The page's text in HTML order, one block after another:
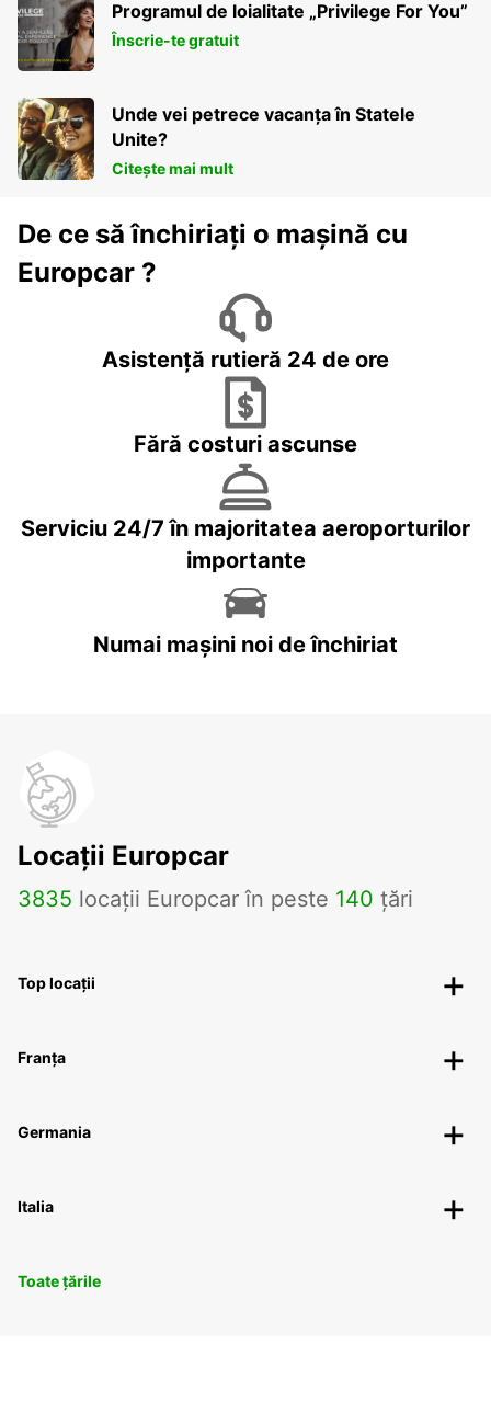
Programul de loialitate „Privilege For You”
Înscrie-te gratuit
Unde vei petrece vacanța în Statele
Unite?
Citește mai mult
De ce să închiriați o mașină cu
Europcar ?
Asistență rutieră 24 de ore
Fără costuri ascunse
Serviciu 24/7 în majoritatea aeroporturilor
importante
Numai mașini noi de închiriat
Locații Europcar
3835 locații Europcar în peste 140 țări
Top locații
Franța
Germania
Italia
Toate țările